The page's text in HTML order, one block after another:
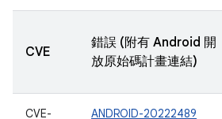
CVE
錯誤 (附有 Android 開
放原始碼計畫連結)
CVE-
ANDROID-20222489